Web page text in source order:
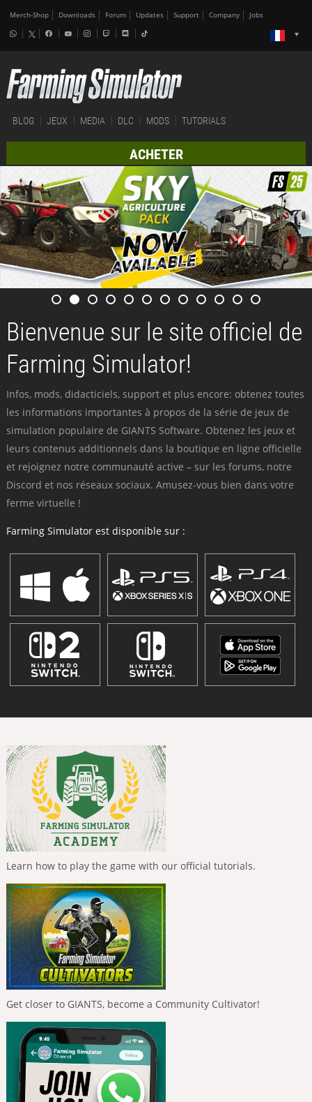
Merch-Shop Downloads Forum Updates Support Company Jobs
BLOG JEUX MEDIA DLC MODS TUTORIALS
ACHETER
Bienvenue sur le site officiel de
Farming Simulator!
Infos, mods, didacticiels, support et plus encore: obtenez toutes
les informations importantes à propos de la série de jeux de
simulation populaire de GIANTS Software. Obtenez les jeux et
leurs contenus additionnels dans la boutique en ligne officielle
et rejoignez notre communauté active – sur les forums, notre
Discord et nos réseaux sociaux. Amusez-vous bien dans votre
ferme virtuelle !
Farming Simulator est disponible sur :
Learn how to play the game with our official tutorials.
Get closer to GIANTS, become a Community Cultivator!